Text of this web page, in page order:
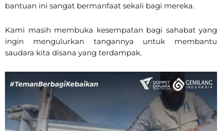
bantuan ini sangat bermanfaat sekali bagi mereka.
Kami masih membuka kesempatan bagi sahabat yang
ingin mengulurkan tangannya untuk membantu
saudara kita disana yang terdampak.